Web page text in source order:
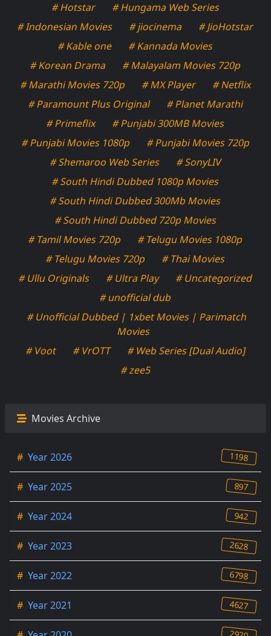
# Hotstar
# Hungama Web Series
# Indonesian Movies
# jiocinema
# JioHotstar
# Kable one
# Kannada Movies
# Korean Drama
# Malayalam Movies 720p
# Marathi Movies 720p
# MX Player
# Netflix
# Paramount Plus Original
# Planet Marathi
# Primeflix
# Punjabi 300MB Movies
# Punjabi Movies 1080p
# Punjabi Movies 720p
# Shemaroo Web Series
# SonyLIV
# South Hindi Dubbed 1080p Movies
# South Hindi Dubbed 300Mb Movies
# South Hindi Dubbed 720p Movies
# Tamil Movies 720p
# Telugu Movies 1080p
# Telugu Movies 720p
# Thai Movies
# Ullu Originals
# Ultra Play
# Uncategorized
# unofficial dub
# Unofficial Dubbed | 1xbet Movies | Parimatch
Movies
# Voot
# VrOTT
# Web Series [Dual Audio]
# zee5
Movies Archive
# Year 2026 1198
# Year 2025 897
# Year 2024 942
# Year 2023 2628
# Year 2022 6798
# Year 2021 4627